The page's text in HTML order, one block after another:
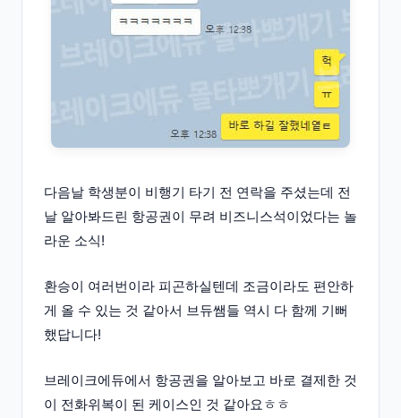
다음날 학생분이 비행기 타기 전 연락을 주셨는데 전
날 알아봐드린 항공권이 무려 비즈니스석이었다는 놀
라운 소식!
환승이 여러번이라 피곤하실텐데 조금이라도 편안하
게 올 수 있는 것 같아서 브듀쌤들 역시 다 함께 기뻐
했답니다!
브레이크에듀에서 항공권을 알아보고 바로 결제한 것
이 전화위복이 된 케이스인 것 같아요ㅎㅎ